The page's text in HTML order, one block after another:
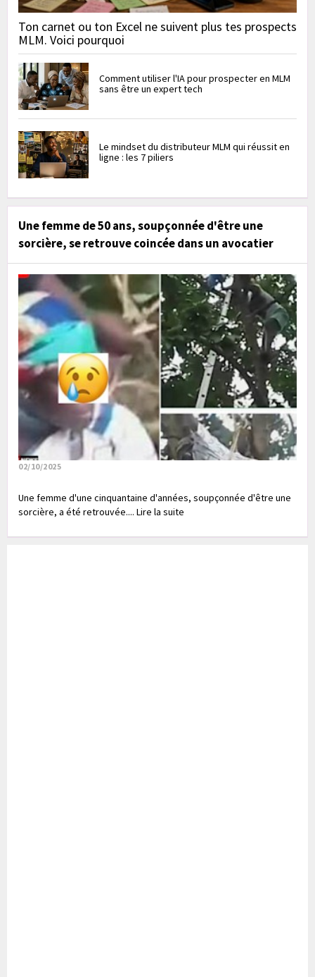
Ton carnet ou ton Excel ne suivent plus tes prospects
MLM. Voici pourquoi
Comment utiliser l'IA pour prospecter en MLM
sans être un expert tech
Le mindset du distributeur MLM qui réussit en
ligne : les 7 piliers
Une femme de 50 ans, soupçonnée d'être une
sorcière, se retrouve coincée dans un avocatier
02/10/2025
Une femme d'une cinquantaine d'années, soupçonnée d'être une
sorcière, a été retrouvée.... Lire la suite